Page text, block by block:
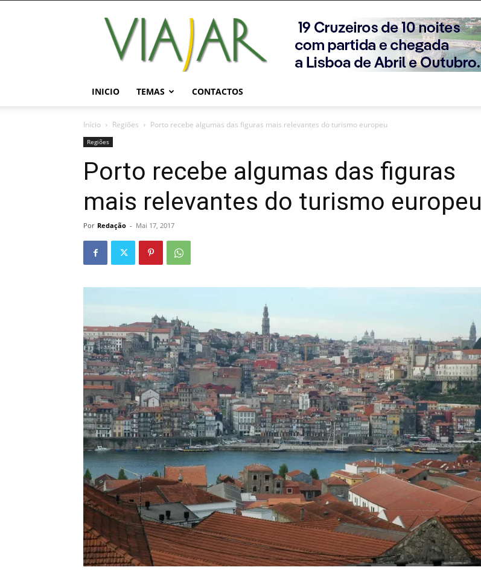
Viajar
Magazine
Online
INICIO TEMAS CONTACTOS
Início Regiões Porto recebe algumas das figuras mais relevantes do turismo europeu
Regiões
Porto recebe algumas das figuras
mais relevantes do turismo europeu
Por Redação - Mai 17, 2017